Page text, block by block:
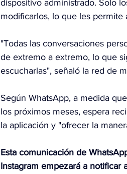
dispositivo administrado. Solo
modificarlos, lo que les permite
"Todas las conversaciones
de extremo a extremo, lo que
escucharlas", señaló la red de
Según WhatsApp, a medida
los próximos meses, espera
la aplicación y "ofrecer la
Esta comunicación de
Instagram empezará a notificar